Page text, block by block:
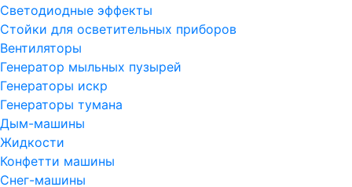
Светодиодные эффекты
Стойки для осветительных приборов
Вентиляторы
Генератор мыльных пузырей
Генераторы искр
Генераторы тумана
Дым-машины
Жидкости
Конфетти машины
Снег-машины